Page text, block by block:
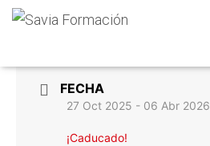
FECHA
27 Oct 2025 - 06 Abr 2026
¡Caducado!